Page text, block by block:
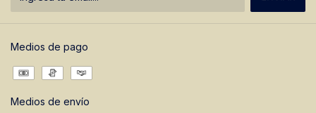
Medios de pago
Medios de envío